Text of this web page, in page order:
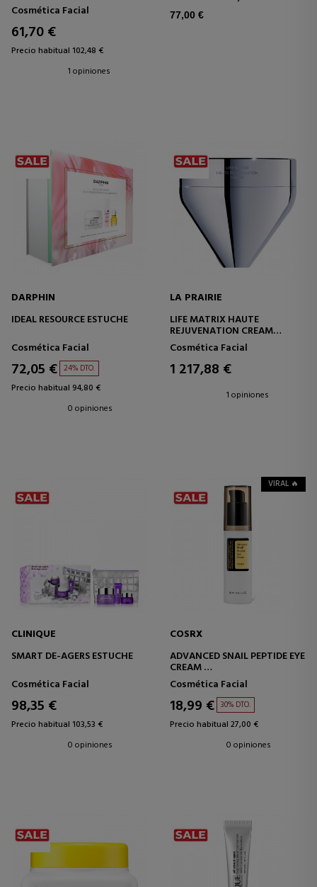
Cosmética Facial
61,70 €
Precio habitual 102,48 €
1 opiniones
77,00 €
DARPHIN
IDEAL RESOURCE ESTUCHE
Cosmética Facial
72,05 € 24% DTO.
Precio habitual 94,80 €
0 opiniones
LA PRAIRIE
LIFE MATRIX HAUTE
REJUVENATION CREAM
CREMA FACIAL PARA LA
LONGEVIDAD DE LA
JUVENTUD
Cosmética Facial
1 217,88 €
1 opiniones
CLINIQUE
SMART DE-AGERS ESTUCHE
Cosmética Facial
98,35 €
Precio habitual 103,53 €
0 opiniones
VIRAL 🔥
COSRX
ADVANCED SNAIL PEPTIDE EYE
CREAM
CREMA CONTORNO DE OJOS
Cosmética Facial
18,99 € 30% DTO.
Precio habitual 27,00 €
0 opiniones